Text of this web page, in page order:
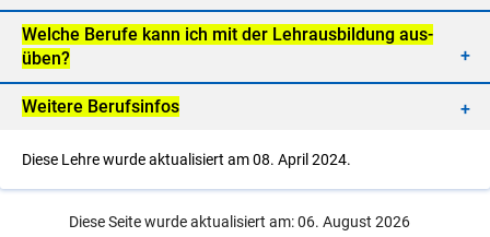
Wel­che Be­ru­fe kann ich mit der Lehr­aus­bil­dung aus­
üben?
Wei­te­re Be­rufs­in­fos
Diese Lehre wurde aktualisiert am 08. April 2024.
Diese Seite wurde aktualisiert am: 06. August 2026